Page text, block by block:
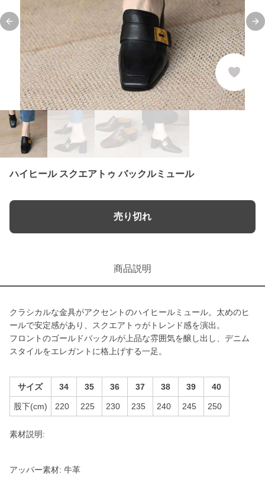
Previous slide
ハイヒール スクエアトゥ バックルミュール
売り切れ
商品説明
クラシカルな金具がアクセントのハイヒールミュール。太めのヒ
ールで安定感があり、スクエアトゥがトレンド感を演出。
フロントのゴールドバックルが上品な雰囲気を醸し出し、デニム
スタイルをエレガントに格上げする一足。
サイズ 34 35 36 37 38 39 40
股下(cm) 220 225 230 235 240 245 250
素材説明:
アッパー素材: 牛革